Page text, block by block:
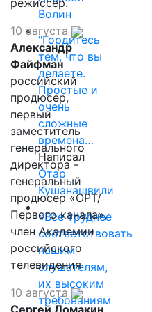
Волин
"Гордитесь
тем, что вы
делаете.
Простые и
очень
сложные
времена…
Написал
Отар
Кушанашвили
«Все труднее
соответствовать
нашим
слушателям,
их высоким
требованиям
режиссер.
10 августа
Александр
Файфман
российский
продюсер,
первый
заместитель
генерального
директора -
генеральный
продюсер «ОРТ/
Первого канала»,
член Академии
российского
телевидения
10 августа
Сергей Ломакин